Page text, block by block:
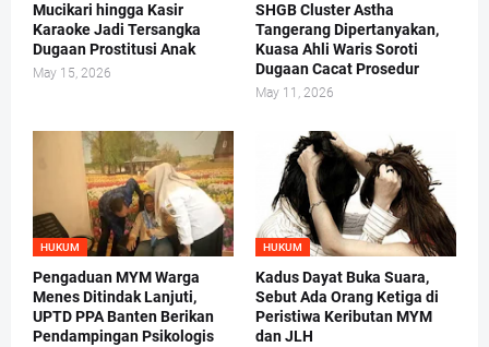
Mucikari hingga Kasir
Karaoke Jadi Tersangka
Dugaan Prostitusi Anak
May 15, 2026
SHGB Cluster Astha
Tangerang Dipertanyakan,
Kuasa Ahli Waris Soroti
Dugaan Cacat Prosedur
May 11, 2026
HUKUM
Pengaduan MYM Warga
Menes Ditindak Lanjuti,
UPTD PPA Banten Berikan
Pendampingan Psikologis
HUKUM
Kadus Dayat Buka Suara,
Sebut Ada Orang Ketiga di
Peristiwa Keributan MYM
dan JLH